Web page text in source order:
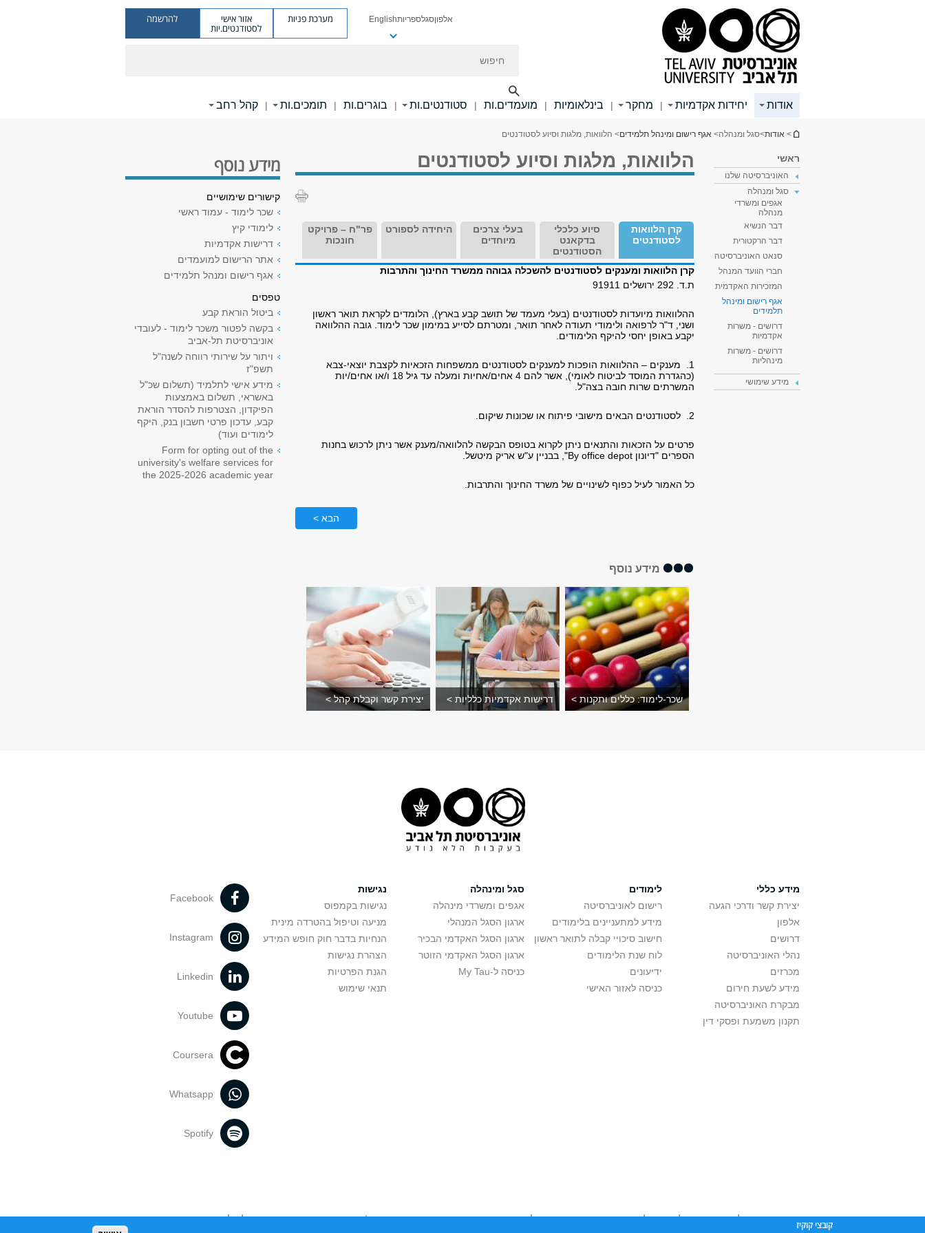
אלפוןסגלספריותEnglish מערכת פניות אזור אישי
לסטודנטים.יות
להרשמה
אודות יחידות אקדמיות | מחקר | בינלאומיות | מועמדים.ות | סטודנטים.ות | בוגרים.ות | תומכים.ות | קהל רחב
הינך נמצא כאן
> אודות>סגל ומנהלה> אגף רישום ומינהל תלמידים> הלוואות, מלגות וסיוע לסטודנטים
ראשי
האוניברסיטה שלנו
סגל ומנהלה
אגפים ומשרדי
מנהלה
דבר הנשיא
דבר הרקטורית
סנאט האוניברסיטה
חברי הוועד המנהל
המזכירות האקדמית
אגף רישום ומינהל
תלמידים
דרושים - משרות
אקדמיות
דרושים - משרות
מינהליות
מידע שימושי
הלוואות, מלגות וסיוע לסטודנטים
קרן הלוואות
לסטודנטים
סיוע כלכלי
בדקאנט
הסטודנטים
בעלי צרכים
מיוחדים
היחידה לספורט
פר"ח – פרויקט
חונכות
קרן הלוואות ומענקים לסטודנטים להשכלה גבוהה ממשרד החינוך והתרבות
ת.ד. 292 ירושלים 91911
ההלוואות מיועדות לסטודנטים (בעלי מעמד של תושב קבע בארץ), הלומדים לקראת תואר ראשון
ושני, ד"ר לרפואה ולימודי תעודה לאחר תואר, ומטרתם לסייע במימון שכר לימוד. גובה ההלוואה
יקבע באופן יחסי להיקף הלימודים.
1. מענקים – ההלוואות הופכות למענקים לסטודנטים ממשפחות הזכאיות לקצבת יוצאי-צבא
(כהגדרת המוסד לביטוח לאומי), אשר להם 4 אחים/אחיות ומעלה עד גיל 18 ו/או אחים/יות
המשרתים שרות חובה בצה"ל.
2. לסטודנטים הבאים מישובי פיתוח או שכונות שיקום.
פרטים על הזכאות והתנאים ניתן לקרוא בטופס הבקשה להלוואה/מענק אשר ניתן לרכוש בחנות
הספרים "דיונון By office depot", בבניין ע"ש אריק מיטשל.
כל האמור לעיל כפוף לשינויים של משרד החינוך והתרבות.
הבא >
מידע נוסף
שכר-לימוד: כללים ותקנות > דרישות אקדמיות כלליות > יצירת קשר וקבלת קהל >
מידע נוסף
קישורים שימושיים
שכר לימוד - עמוד ראשי
לימודי קיץ
דרישות אקדמיות
אתר הרישום למועמדים
אגף רישום ומנהל תלמידים
טפסים
ביטול הוראת קבע
בקשה לפטור משכר לימוד - לעובדי
אוניברסיטת תל-אביב
ויתור על שירותי רווחה לשנה"ל
תשפ"ז
מידע אישי לתלמיד (תשלום שכ"ל
באשראי, תשלום באמצעות
הפיקדון, הצטרפות להסדר הוראת
קבע, עדכון פרטי חשבון בנק, היקף
לימודים ועוד)
Form for opting out of the
university's welfare services for
the 2025-2026 academic year
מידע כללי
יצירת קשר ודרכי הגעה
אלפון
דרושים
נהלי האוניברסיטה
מכרזים
מידע לשעת חירום
מבקרת האוניברסיטה
תקנון משמעת ופסקי דין
לימודים
רישום לאוניברסיטה
מידע למתעניינים בלימודים
חישוב סיכויי קבלה לתואר ראשון
לוח שנת הלימודים
ידיעונים
כניסה לאזור האישי
סגל ומינהלה
אגפים ומשרדי מינהלה
ארגון הסגל המנהלי
ארגון הסגל האקדמי הבכיר
ארגון הסגל האקדמי הזוטר
כניסה ל-My Tau
נגישות
נגישות בקמפוס
מניעה וטיפול בהטרדה מינית
הנחיות בדבר חוק חופש המידע
הצהרת נגישות
הגנת הפרטיות
תנאי שימוש
Facebook
Instagram
Linkedin
Youtube
Coursera
Whatsapp
Spotify
אוניברסיטת תל אביב עושה כל מאמץ לכבד זכויות יוצרים. אם בבעלותך זכויות יוצרים בתכנים שנמצאים פה ו/או השימוש שנעשה בתכנים אלה לדעתך מפר זכויות
שנעשה בתכנים אלה לדעתך מפר זכויותקובצי קוקיז